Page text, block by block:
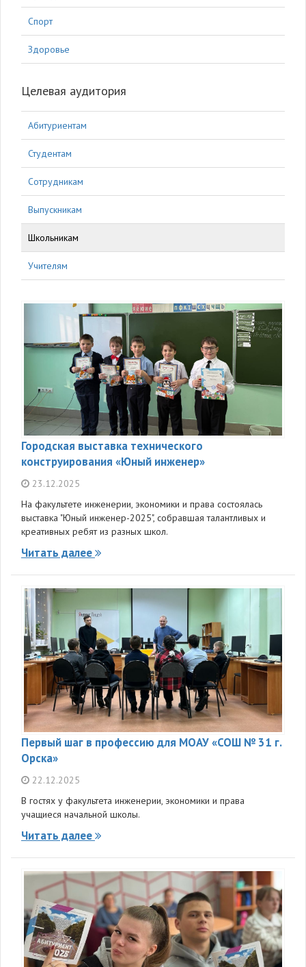
Спорт
Здоровье
Целевая аудитория
Абитуриентам
Студентам
Сотрудникам
Выпускникам
Школьникам
Учителям
Городская выставка технического
конструирования «Юный инженер»
23.12.2025
На факультете инженерии, экономики и права состоялась
выставка "Юный инженер-2025", собравшая талантливых и
креативных ребят из разных школ.
Читать далее
Первый шаг в профессию для МОАУ «СОШ № 31 г.
Орска»
22.12.2025
В гостях у факультета инженерии, экономики и права
учащиеся начальной школы.
Читать далее